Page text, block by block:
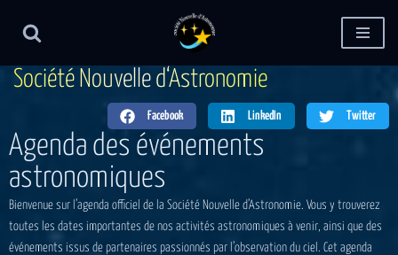
au
contenu
Société Nouve e d‘Astronomie
Facebook LinkedIn Twitter
Agenda des événements
astronomiques
Bienvenue sur l’agenda officiel de la Société Nouvelle d’Astronomie. Vous y trouverez
toutes les dates importantes de nos activités astronomiques à venir, ainsi que des
événements issus de partenaires passionnés par l’observation du ciel. Cet agenda